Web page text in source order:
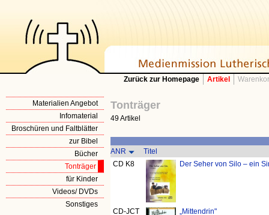
Zurück zur Homepage Artikel
Materialien Angebot
Infomaterial
Broschüren und Faltblätter
zur Bibel
Bücher
Tonträger
für Kinder
Videos/ DVDs
Sonstiges
Tonträger
49 Artikel
ANR
Titel
CD K8
Der Seher von Silo – ein
CD-JCT „Mittendrin"